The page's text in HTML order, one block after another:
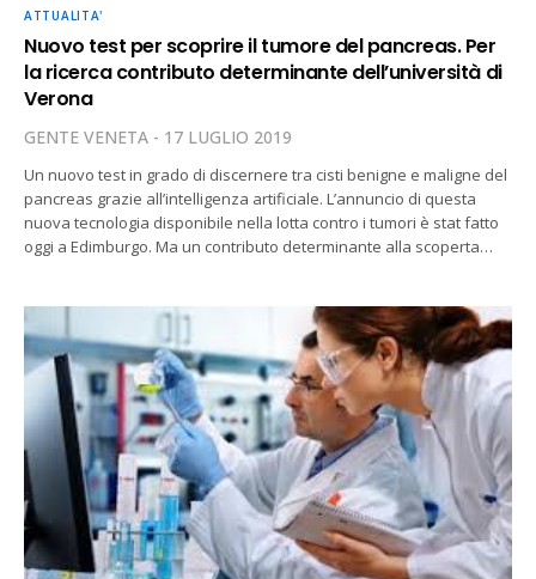
ATTUALITA'
Nuovo test per scoprire il tumore del pancreas. Per
la ricerca contributo determinante dell’università di
Verona
GENTE VENETA 17 LUGLIO 2019
Un nuovo test in grado di discernere tra cisti benigne e maligne del
pancreas grazie all’intelligenza artificiale. L’annuncio di questa
nuova tecnologia disponibile nella lotta contro i tumori è stat fatto
oggi a Edimburgo. Ma un contributo determinante alla scoperta…